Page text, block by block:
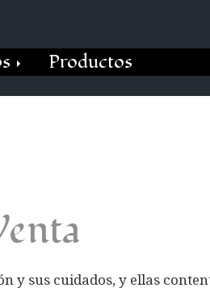
Productos
y sus cuidados, y ellas